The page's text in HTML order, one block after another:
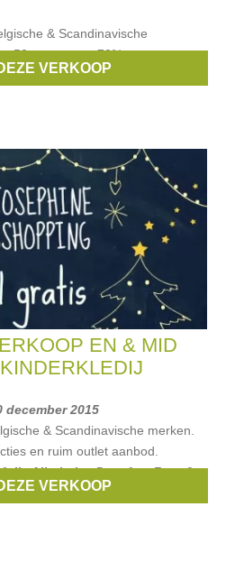
& Scandinavische
-50 tot en met -70%.
,Duns,Albababy
VERKOOP
EN & MID
december 2015
& Scandinavische merken.
en ruim outlet aanbod.
,Albababy,Danefae,Froy &
VERKOOP